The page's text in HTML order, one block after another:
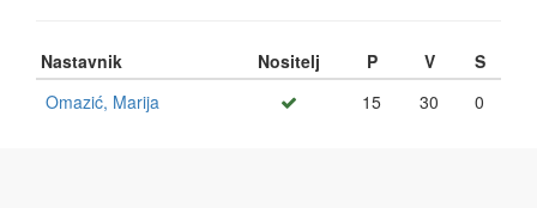
Nastavnik Nositelj P V
S
Omazić, Marija
15 30 0